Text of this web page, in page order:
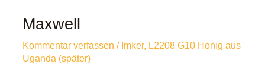
Maxwell
Kommentar verfassen / Imker, L2208 G10 Honig aus
Uganda (später)